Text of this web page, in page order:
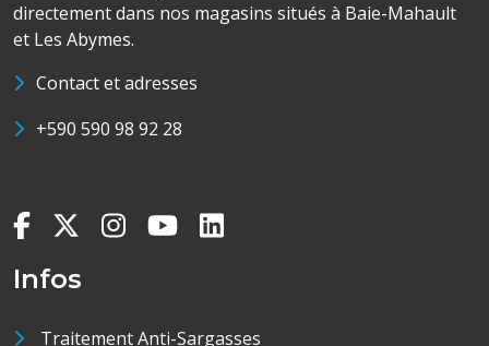
directement dans nos magasins situés à Baie-Mahault
et Les Abymes.
Contact et adresses
+590 590 98 92 28
Infos
Traitement Anti-Sargasses